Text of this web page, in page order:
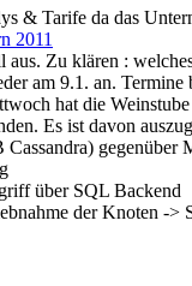
& Tarife da das
2011
aus. Zu klären :
am 9.1. an.
hat die
Es ist davon
gegenüber
über SQL Backend
der Knoten ->